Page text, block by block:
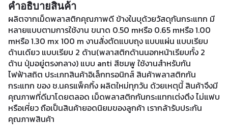
คำอธิบายสินค้า
ผลิตจากเม็ดพลาสติกคุณภาพดี ข้างในบุด้วยวัสดุกันกระแทก มี
หลายแบบตามการใช้งาน ขนาด 0.50 mหรือ 0.65 mหรือ 1.00
mหรือ 1.30 mx 100 m งานสั่งตัดแบบถุง แบบแผ่น แบบเรียบ
ด้านเดียว แบบเรียบ 2 ด้าน(พลาสติกด้านนอกหน้าเรียบทั้ง 2
ด้าน ปุ่มอยู่ตรงกลาง) แบบ anti สีชมพู ใช้งานสำหรับกัน
ไฟฟ้าสถิต ประเภทสินค้าอิเล็กทรอนิกส์ สินค้าพลาสติกกัน
กระแทก ของ ช.นครแพ็คกิ้ง ผลิตใหม่ทุกวัน ด้วยเหตุนี้ สินค้าจึงมี
คุณภาพที่ดีมาโดยตลอด เม็ดพลาสติกกันกระแทกเต่งตึง ไม่แฟบ
หรือเหี่ยว ถือเป็นสินค้ายอดนิยมของลูกค้า เรากล้ารับประกัน
คุณภาพสินค้า